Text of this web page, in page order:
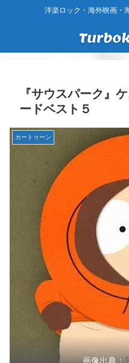
洋楽ロック・海外映画・
『サウスパーク』
ードベスト５
カートゥーン
画像出典：